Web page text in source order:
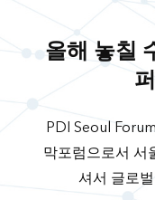
올해 놓칠
PDI Seoul
막포럼으로서 서
셔서 글로